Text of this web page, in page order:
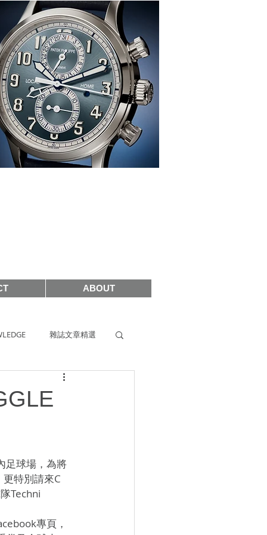
ABOUT
雜誌文章精選
SHOWCASE 2021
足球場，為將
特別請來C
Techni
專頁，